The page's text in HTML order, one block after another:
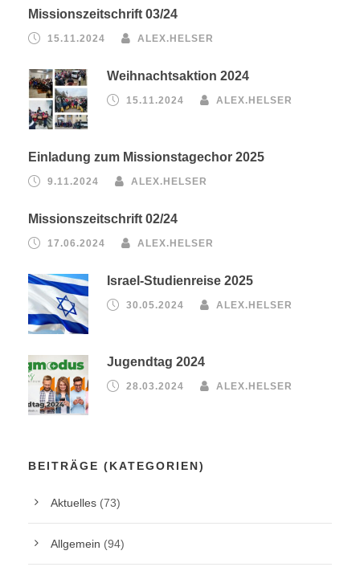
Missionszeitschrift 03/24
15.11.2024 ALEX.HELSER
Weihnachtsaktion 2024
15.11.2024 ALEX.HELSER
Einladung zum Missionstagechor 2025
9.11.2024 ALEX.HELSER
Missionszeitschrift 02/24
17.06.2024 ALEX.HELSER
Israel-Studienreise 2025
30.05.2024 ALEX.HELSER
Jugendtag 2024
28.03.2024 ALEX.HELSER
BEITRÄGE (KATEGORIEN)
Aktuelles (73)
Allgemein (94)